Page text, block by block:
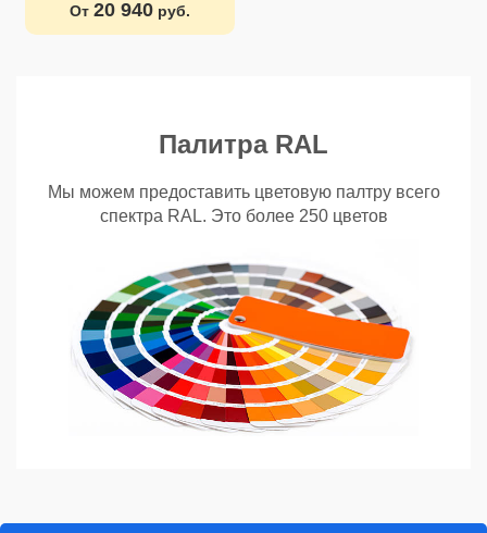
От 20 940руб.
Палитра RAL
Мы можем предоставить цветовую палтру всего
спектра RAL. Это более 250 цветов